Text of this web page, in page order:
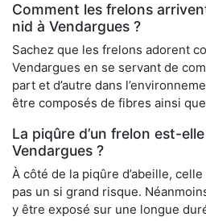
Comment les frelons
nid à Vendargues ?
Sachez que les frelons adorent
Vendargues en se servant de
part et d’autre dans
être composés de fibres ainsi
La piqûre d’un frelon est-
Vendargues ?
À côté de la piqûre d’abeille,
pas un si grand risque.
y être exposé sur une longue